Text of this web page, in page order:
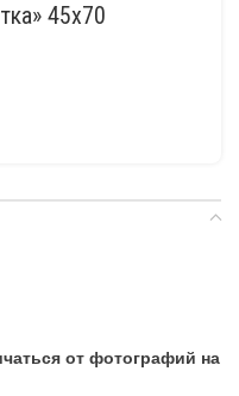
45х70
от фотографий на